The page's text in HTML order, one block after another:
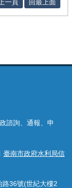
一頁 回最上面
諮詢、通報、申
臺南市政府水利局信
路36號(世紀大樓2